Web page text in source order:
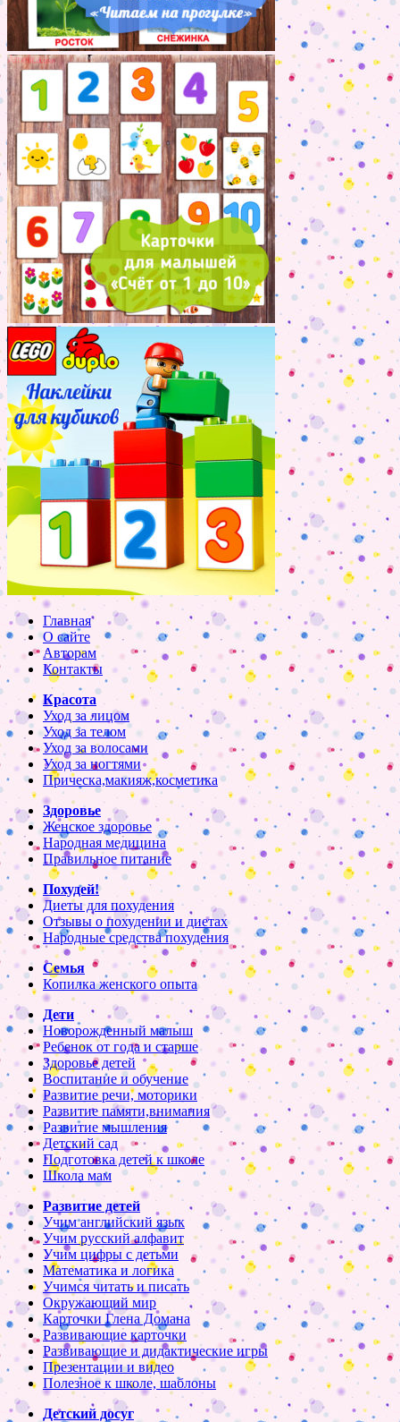
Главная
О сайте
Авторам
Контакты
Красота
Уход за лицом
Уход за телом
Уход за волосами
Уход за ногтями
Прическа,макияж,косметика
Здоровье
Женское здоровье
Народная медицина
Правильное питание
Похудей!
Диеты для похудения
Отзывы о похудении и диетах
Народные средства похудения
Семья
Копилка женского опыта
Дети
Новорожденный малыш
Ребенок от года и старше
Здоровье детей
Воспитание и обучение
Развитие речи, моторики
Развитие памяти,внимания
Развитие мышления
Детский сад
Подготовка детей к школе
Школа мам
Развитие детей
Учим английский язык
Учим русский алфавит
Учим цифры с детьми
Математика и логика
Учимся читать и писать
Окружающий мир
Карточки Глена Домана
Развивающие карточки
Развивающие и дидактические игры
Презентации и видео
Полезное к школе, шаблоны
Детский досуг